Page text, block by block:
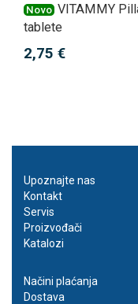
Novo VITAMMY
tablete
2,75 €
Upoznajte nas
Kontakt
Servis
Proizvođači
Katalozi
Načini plaćanja
Dostava